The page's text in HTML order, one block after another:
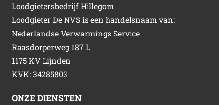
Loodgietersbedrijf Hillegom
Loodgieter De NVS is een handelsnaam van:
Nederlandse Verwarmings Service
Raasdorperweg 187 L
1175 KV Lijnden
KVK: 34285803
ONZE DIENSTEN